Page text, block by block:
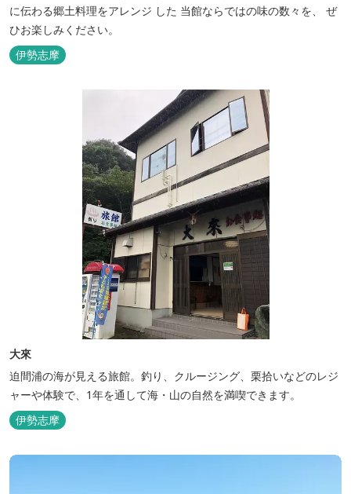
に伝わる郷土料理をアレンジ した 当館ならではの味の数々を、 ぜ
ひお楽しみください。
伊勢志摩
大來
迫間浦の海が見える旅館。釣り、クルージング、栗拾いなどのレジ
ャーや体験で、1年を通して海・山の自然を満喫できます。
伊勢志摩